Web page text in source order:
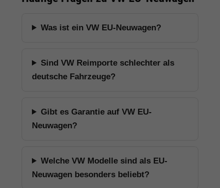
Was ist ein VW EU-Neuwagen?
Sind VW Reimporte schlechter als
deutsche Fahrzeuge?
Gibt es Garantie auf VW EU-
Neuwagen?
Welche VW Modelle sind als EU-
Neuwagen besonders beliebt?